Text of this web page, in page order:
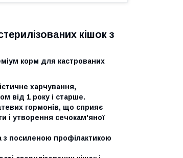
кішок з
корм для кастрованих
харчування,
від 1 року і старше.
гормонів, що сприяє
і утворення сечокам'яної
з посиленою профілактикою